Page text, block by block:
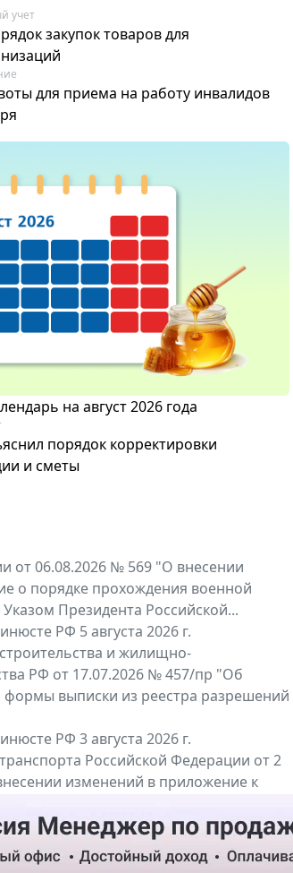
учет
закупок товаров для
для приема на работу инвалидов
на август 2026 года
порядок корректировки
и сметы
от 06.08.2026 № 569 "О внесении
о порядке прохождения военной
Президента Российской...
РФ 5 августа 2026 г.
и жилищно-
РФ от 17.07.2026 № 457/пр "Об
формы выписки из реестра разрешений
РФ 3 августа 2026 г.
Российской Федерации от 2
изменений в приложение к
Российской...